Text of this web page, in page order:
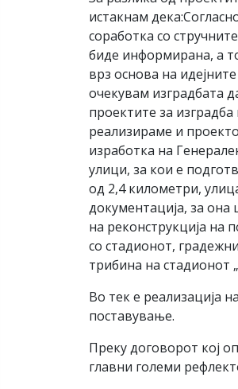
истакнам
соработка со
биде информирана, а
врз основа на
очекувам изградбата
проектите за
реализираме и
изработка на
улици, за кои е
од 2,4 километри,
документација, за она
на реконструкција на
со стадионот,
трибина на стадионот
Во тек е реализација
поставување.
Преку договорот кој
главни големи